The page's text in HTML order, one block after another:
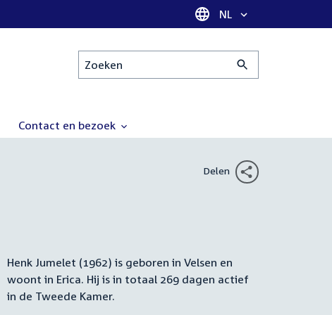
Taal selectie
NL
Zoeken
Contact en bezoek
Delen
Samenvatting
Henk Jumelet (1962) is geboren in Velsen en
woont in Erica. Hij is in totaal 269 dagen actief
in de Tweede Kamer.